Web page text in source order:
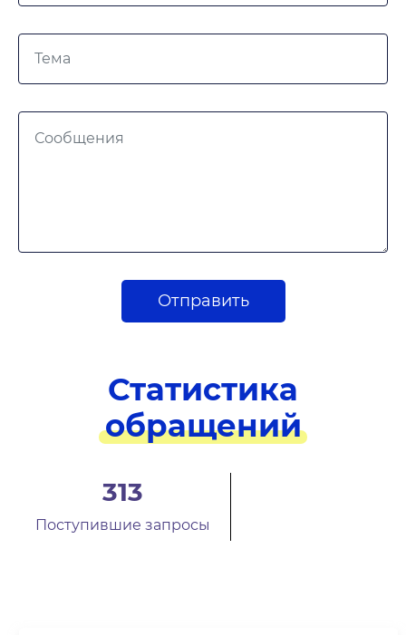
Отправить
Статистика
обращений
310
Положительно решено